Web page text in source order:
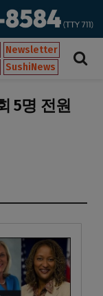
Newsletter
SushiNews
5명 전원